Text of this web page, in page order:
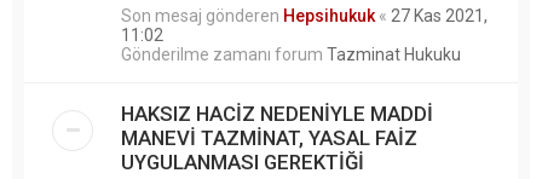
Son mesaj gönderen Hepsihukuk « 27 Kas 2021,
11:02
Gönderilme zamanı forum Tazminat Hukuku
HAKSIZ HACİZ NEDENİYLE MADDİ
MANEVİ TAZMİNAT, YASAL FAİZ
UYGULANMASI GEREKTİĞİ